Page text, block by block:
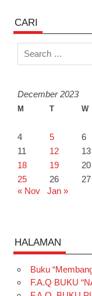
CARI
December 2023
M T W
4
5 6
11
12 13
18
19 20
25
26 27
« Nov
Jan »
HALAMAN
Buku
F.A.Q BUKU